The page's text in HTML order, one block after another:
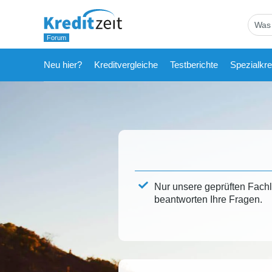
Neu hier? Kreditvergleiche Testberichte
Nur unsere geprüften
beantworten Ihre Fragen.